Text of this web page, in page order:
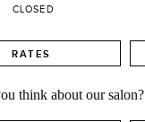
CLOSED
RATES
think about our salon?